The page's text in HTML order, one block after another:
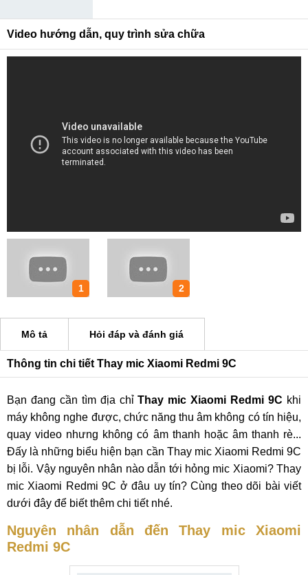
Video hướng dẫn, quy trình sửa chữa
1 2
Mô tả Hỏi đáp và đánh giá
Thông tin chi tiết Thay mic Xiaomi Redmi 9C
Bạn đang cần tìm địa chỉThay mic Xiaomi Redmi 9C khi
máy không nghe được, chức năng thu âm không có tín hiệu,
quay video nhưng không có âm thanh hoặc âm thanh rè...
Đấy là những biểu hiện bạn cần Thay mic Xiaomi Redmi 9C
bị lỗi. Vậy nguyên nhân nào dẫn tới hỏng mic Xiaomi? Thay
mic Xiaomi Redmi 9C ở đâu uy tín? Cùng theo dõi bài viết
dưới đây để biết thêm chi tiết nhé.
Nguyên nhân dẫn đến Thay mic Xiaomi
Redmi 9C